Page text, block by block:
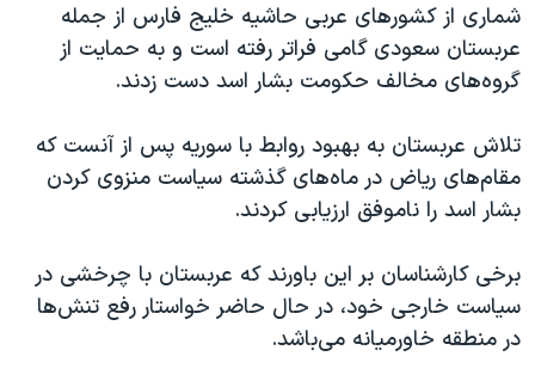
شماری از کشورهای عربی حاشیه خلیج فارس از جمله
عربستان سعودی گامی فراتر رفته است و به حمایت از
گروه‌های مخالف حکومت بشار اسد دست زدند.
تلاش عربستان به بهبود روابط با سوریه پس از آنست که
مقام‌های ریاض در ماه‌های گذشته سیاست منزوی کردن
بشار اسد را ناموفق ارزیابی کردند.
برخی کارشناسان بر این باورند که عربستان با چرخشی در
سیاست خارجی خود، در حال حاضر خواستار رفع تنش‌ها
در منطقه خاورمیانه می‌باشد.